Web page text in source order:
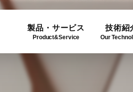
製品・サービス
Product&Service
技術紹
Our
Product